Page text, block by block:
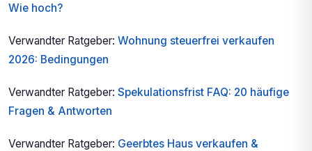
Wie hoch?
Verwandter Ratgeber: Wohnung steuerfrei verkaufen
2026: Bedingungen
Verwandter Ratgeber: Spekulationsfrist FAQ: 20 häufige
Fragen & Antworten
Verwandter Ratgeber: Geerbtes Haus verkaufen &